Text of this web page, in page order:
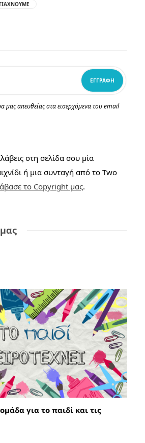
μας απευθείας στα εισερχόμενα του email
στη σελίδα σου μία
ή μια συνταγή από το Two
το Copyright μας.
για το παιδί και τις